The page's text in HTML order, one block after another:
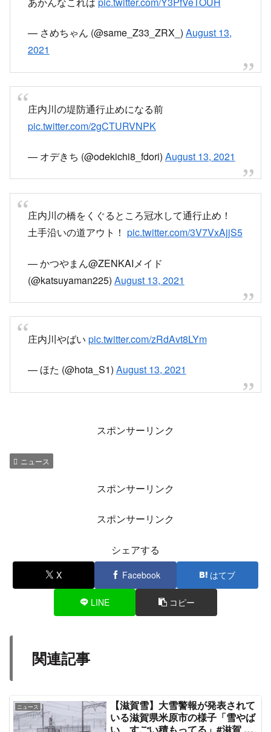
庄内川落ち着いてくれ、な！？？？
pic.twitter.com/JB16gA8AwE
— kazumAAA (@kazu_aaa_uno)August 13, 2021
庄内川 庄内川氾濫
pic.twitter.com/o7AaGcmNVp
— アツ (@Mynameisatsuro)August 13, 2021
庄内川 吉根堰堤
着実に上がってきてるけどまだ微々たる感じ 1
時間前と今 pic.twitter.com/hUypPy51wG
— ひー (@HIROqpHITO)August 13, 2021
今からあま市に帰るんですけど…
pic.twitter.com/rqDfWzZ7Xj
— ヌガザカ (@NUGAZAKA) August 13, 2021
現在の庄内川
あかんなこれは
pic.twitter.com/Y3PfVeTOUH
庄内川の堤防通行止めになる前
pic.twitter.com/2gCTURVNPK